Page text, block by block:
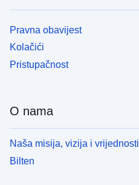
Pravna obavijest
Kolačići
Pristupačnost
O nama
Naša misija, vizija i vrijednosti
Bilten